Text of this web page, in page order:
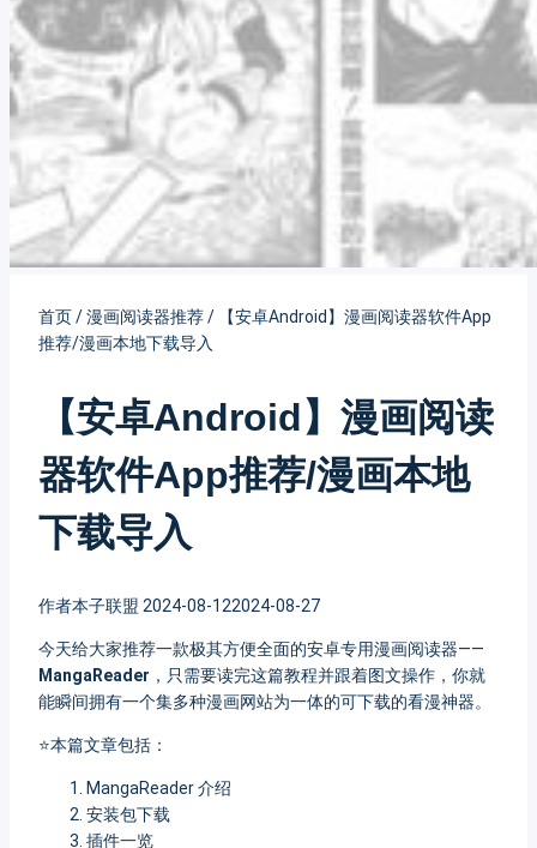
首页/漫画阅读器推荐/
【安卓Android】漫画阅读器软件App
推荐/漫画本地下载导入
【安卓Android】漫画阅读
器软件App推荐/漫画本地
下载导入
作者本子联盟 2024-08-122024-08-27
今天给大家推荐一款极其方便全面的安卓专用漫画阅读器——
MangaReader ，只需要读完这篇教程并跟着图文操作，你就
能瞬间拥有一个集多种漫画网站为一体的可下载的看漫神器。
⭐本篇文章包括：
MangaReader 介绍
安装包下载
插件一览